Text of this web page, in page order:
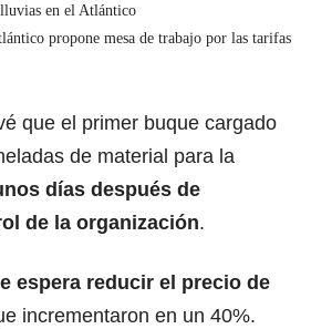
en el Atlántico
propone mesa de trabajo por las tarifas
que el primer buque cargado
de material para la
días después de
de la organización.
espera reducir el precio de
incrementaron en un 40%.